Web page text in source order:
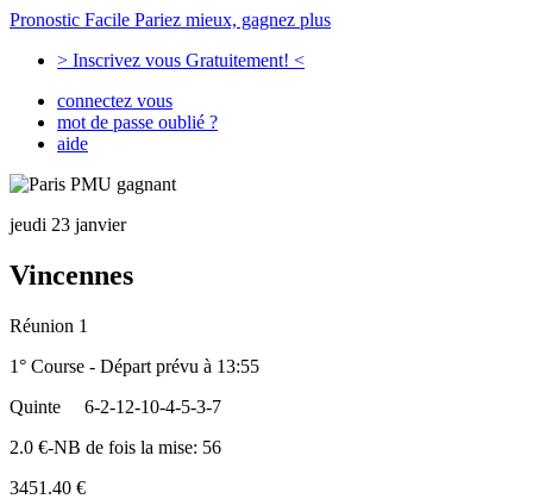
Pronostic Facile Pariez mieux, gagnez plus
> Inscrivez vous Gratuitement! <
connectez vous
mot de passe oublié ?
aide
jeudi 23 janvier
Vincennes
Réunion 1
1° Course - Départ prévu à 13:55
Quinte
6-2-12-10-4-5-3-7
2.0 €-NB de fois la mise: 56
3451.40 €